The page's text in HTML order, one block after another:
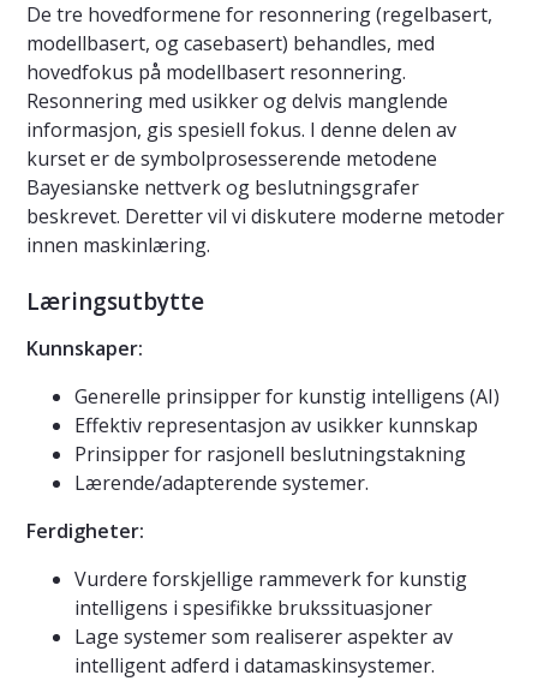
De tre hovedformene for resonnering (regelbasert,
modellbasert, og casebasert) behandles, med
hovedfokus på modellbasert resonnering.
Resonnering med usikker og delvis manglende
informasjon, gis spesiell fokus. I denne delen av
kurset er de symbolprosesserende metodene
Bayesianske nettverk og beslutningsgrafer
beskrevet. Deretter vil vi diskutere moderne metoder
innen maskinlæring.
Læringsutbytte
Kunnskaper:
Generelle prinsipper for kunstig intelligens (AI)
Effektiv representasjon av usikker kunnskap
Prinsipper for rasjonell beslutningstakning
Lærende/adapterende systemer.
Ferdigheter:
Vurdere forskjellige rammeverk for kunstig
intelligens i spesifikke brukssituasjoner
Lage systemer som realiserer aspekter av
intelligent adferd i datamaskinsystemer.